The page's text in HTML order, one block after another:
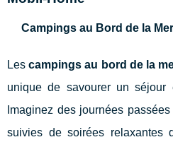
Campings au Bord de la Mer
Lescampings au bord de la
unique de savourer un séjour
Imaginez des journées
suivies de soirées relaxantes